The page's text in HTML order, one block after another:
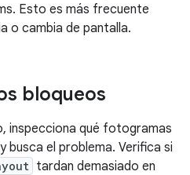
Esto es más frecuente
o cambia de pantalla.
bloqueos
inspecciona qué fotogramas
busca el problema. Verifica si
tardan demasiado en